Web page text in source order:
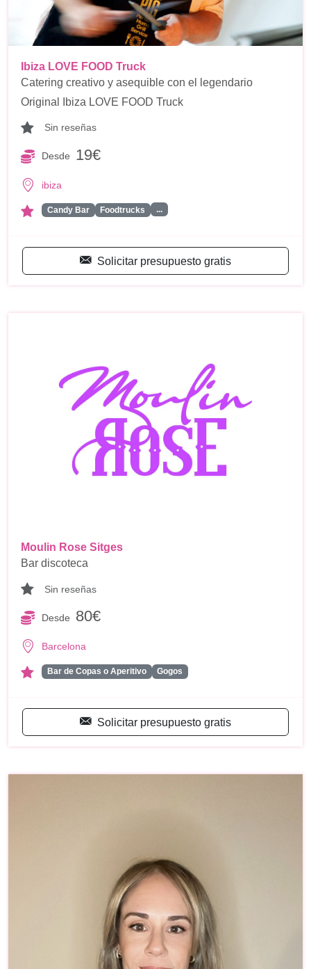
Ibiza LOVE FOOD Truck
Catering creativo y asequible con el legendario
Original Ibiza LOVE FOOD Truck
Sin reseñas
Desde 19€
ibiza
Candy Bar Foodtrucks ...
Solicitar presupuesto gratis
Moulin Rose Sitges
Bar discoteca
Sin reseñas
Desde 80€
Barcelona
Bar de Copas o Aperitivo Gogos
Solicitar presupuesto gratis